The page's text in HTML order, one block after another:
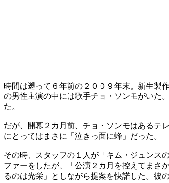
時間は遡って６年前の２００９年末。新生製
の男性主演の中には歌手チョ・ソンモがいた
た。
だが、開幕２カ月前、チョ・ソンモはあるテ
にとってはまさに「泣きっ面に蜂」だった。
その時、スタッフの１人が「キム・ジュンス
ファーをしたが、「公演２カ月を控えてまさ
るのは光栄」としながら提案を快諾した。彼